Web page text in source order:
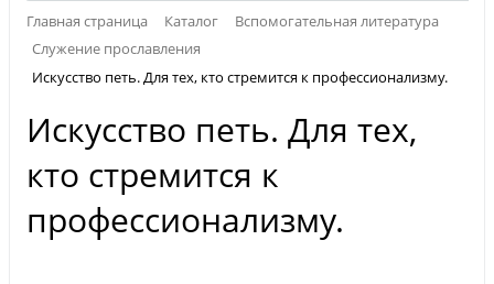
Главная страница Каталог
Вспомогательная литература
Служение прославления
Искусство петь. Для тех, кто стремится к профессионализму.
Искусство петь. Для тех,
кто стремится к
профессионализму.